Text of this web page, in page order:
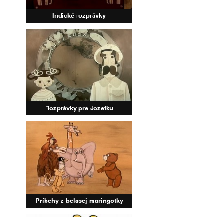
Indické rozprávky
Rozprávky pre Jozefku
Príbehy z belasej maringotky